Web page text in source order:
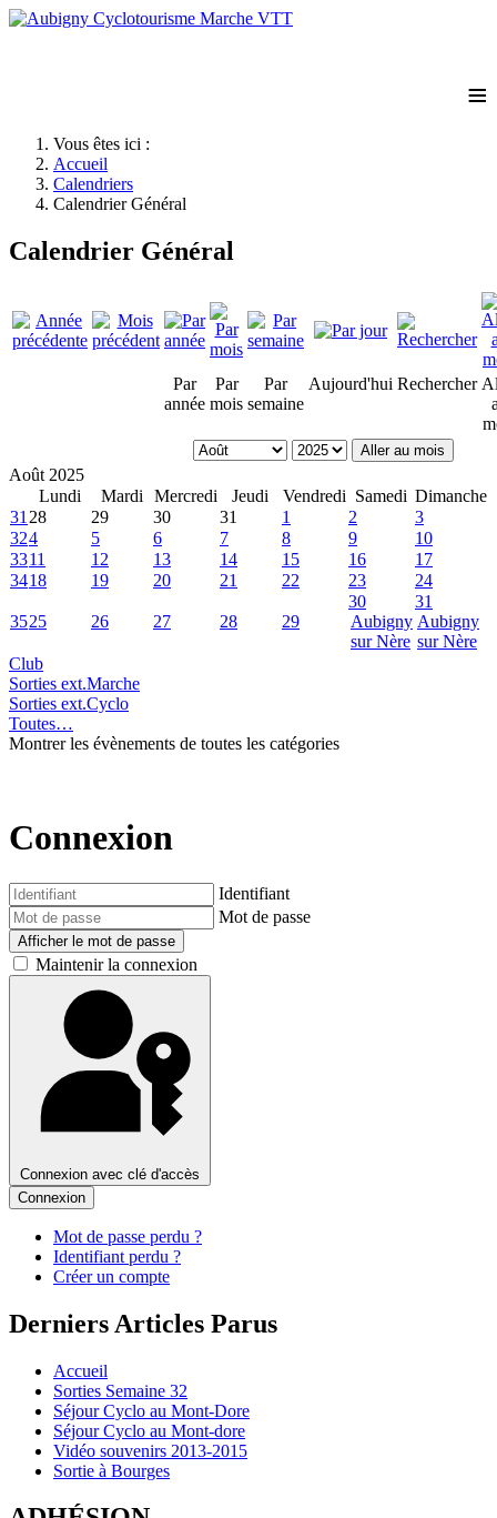
≡
Vous êtes ici :
Accueil
Calendriers
Calendrier Général
Calendrier Général
Par
année
Par
mois
Par
semaine
Aujourd'hui Rechercher
Aller au mois
Août 2025
Lundi
Mardi Mercredi Jeudi Vendredi Samedi Dimanche
31 28 29 30 31 1 2
3
324 5 6 7 8 9
10
3311 12 13 14 15 16
17
3418 19 20 21 22 23 24
3525 26 27 28 29
30
Aubigny
sur Nère
31
Aubigny
sur Nère
Club
Sorties ext.Marche
Sorties ext.Cyclo
Toutes…
Montrer les évènements de toutes les catégories
Connexion
Identifiant
Mot de passe
Afficher le mot de passe
Maintenir la connexion
Connexion avec clé d'accès
Connexion
Mot de passe perdu ?
Identifiant perdu ?
Créer un compte
Derniers Articles Parus
Accueil
Sorties Semaine 32
Séjour Cyclo au Mont-Dore
Séjour Cyclo au Mont-dore
Vidéo souvenirs 2013-2015
Sortie à Bourges